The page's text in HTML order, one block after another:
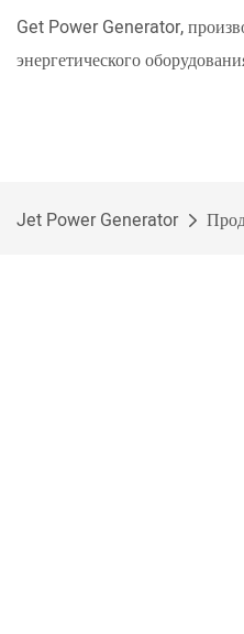
Get Power Generator,
энергетического
Jet Power Generator